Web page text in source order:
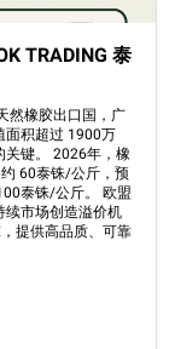
TRADING 泰
然橡胶出口国，广
面积超过 1900万
关键。 2026年，橡
60泰铢/公斤，预
泰铢/公斤。 欧盟
续市场创造溢价机
，提供高品质、可靠